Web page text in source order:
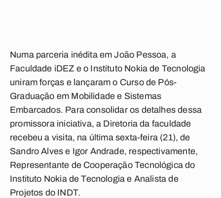
Numa parceria inédita em João Pessoa, a
Faculdade iDEZ e o Instituto Nokia de Tecnologia
uniram forças e lançaram o Curso de Pós-
Graduação em Mobilidade e Sistemas
Embarcados. Para consolidar os detalhes dessa
promissora iniciativa, a Diretoria da faculdade
recebeu a visita, na última sexta-feira (21), de
Sandro Alves e Igor Andrade, respectivamente,
Representante de Cooperação Tecnológica do
Instituto Nokia de Tecnologia e Analista de
Projetos do INDT.